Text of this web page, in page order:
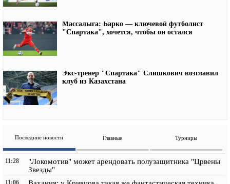
Массалыга: Барко — ключевой футболист
"Спартака", хочется, чтобы он остался
Экс-тренер "Спартака" Слишкович возглавил
клуб из Казахстана
Последние новости Главные Турниры
11:28
"Локомотив" может арендовать полузащитника "Црвены
Звезды"